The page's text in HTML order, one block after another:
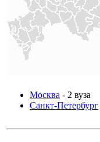
Москва - 2 вуза
Санкт-Петербург